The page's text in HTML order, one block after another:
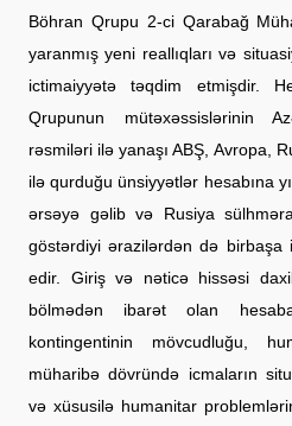
Böhran Qrupu 2-ci Qarabağ
yaranmış yeni reallıqları və
ictimaiyyətə təqdim etmişdir.
Qrupunun mütəxəssislərinin
rəsmiləri ilə yanaşı ABŞ, Avropa,
ilə qurduğu ünsiyyətlər hesabına
ərsəyə gəlib və Rusiya
göstərdiyi ərazilərdən də birbaşa
edir. Giriş və nəticə hissəsi
bölmədən ibarət olan
kontingentinin mövcudluğu,
müharibə dövründə icmaların
və xüsusilə humanitar